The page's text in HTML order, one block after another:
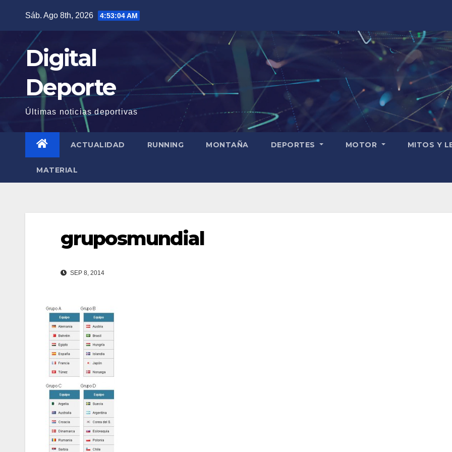
contenido
Sáb. Ago 8th, 2026 4:53:05 AM
Digital
Deporte
Últimas noticias deportivas
ACTUALIDAD RUNNING MONTAÑA DEPORTES MOTOR MITOS Y
MATERIAL
gruposmundial
SEP 8, 2014